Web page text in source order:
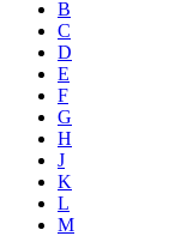
B
C
D
E
F
G
H
J
K
L
M